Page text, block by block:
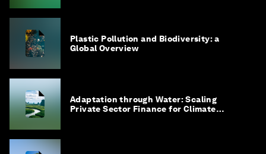
Plastic Pollution and Biodiversity: a
Global Overview
Adaptation through Water: Scaling
Private Sector Finance for Climate